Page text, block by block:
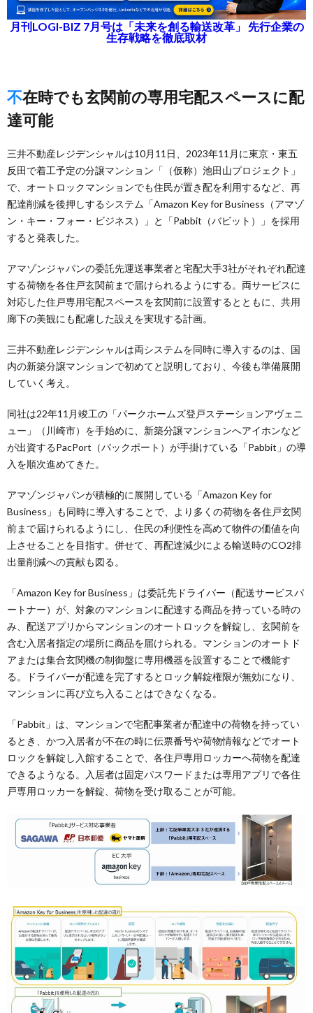
月刊LOGI-BIZ 7月号は「未来を創る輸送改革」 先行企業の
生存戦略を徹底取材
不在時でも玄関前の専用宅配スペースに配
達可能
三井不動産レジデンシャルは10月11日、2023年11月に東京・東五
反田で着工予定の分譲マンション「（仮称）池田山プロジェクト」
で、オートロックマンションでも住民が置き配を利用するなど、再
配達削減を後押しするシステム「Amazon Key for Business（アマゾ
ン・キー・フォー・ビジネス）」と「Pabbit（バビット）」を採用
すると発表した。
アマゾンジャパンの委託先運送事業者と宅配大手3社がそれぞれ配達
する荷物を各住戸玄関前まで届けられるようにする。両サービスに
対応した住戸専用宅配スペースを玄関前に設置するとともに、共用
廊下の美観にも配慮した設えを実現する計画。
三井不動産レジデンシャルは両システムを同時に導入するのは、国
内の新築分譲マンションで初めてと説明しており、今後も準備展開
していく考え。
同社は22年11月竣工の「パークホームズ登戸ステーションアヴェニ
ュー」（川崎市）を手始めに、新築分譲マンションへアイホンなど
が出資するPacPort（パックポート）が手掛けている「Pabbit」の導
入を順次進めてきた。
アマゾンジャパンが積極的に展開している「Amazon Key for
Business」も同時に導入することで、より多くの荷物を各住戸玄関
前まで届けられるようにし、住民の利便性を高めて物件の価値を向
上させることを目指す。併せて、再配達減少による輸送時のCO2排
出量削減への貢献も図る。
「Amazon Key for Business」は委託先ドライバー（配送サービスパ
ートナー）が、対象のマンションに配達する商品を持っている時の
み、配送アプリからマンションのオートロックを解錠し、玄関前を
含む入居者指定の場所に商品を届けられる。マンションのオートド
アまたは集合玄関機の制御盤に専用機器を設置することで機能す
る。ドライバーが配達を完了するとロック解錠権限が無効になり、
マンションに再び立ち入ることはできなくなる。
「Pabbit」は、マンションで宅配事業者が配達中の荷物を持ってい
るとき、かつ入居者が不在の時に伝票番号や荷物情報などでオート
ロックを解錠し入館することで、各住戸専用ロッカーへ荷物を配達
できるようなる。入居者は固定パスワードまたは専用アプリで各住
戸専用ロッカーを解錠、荷物を受け取ることが可能。